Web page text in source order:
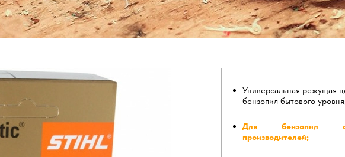
Универсальная режущая
бензопил бытового
Для бензопил
производителей;